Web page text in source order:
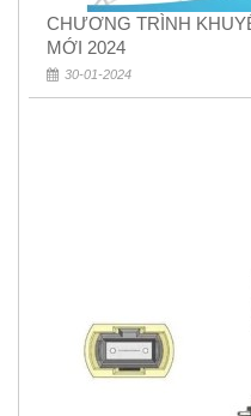
CHƯƠNG TRÌNH
MỚI 2024
30-01-2024